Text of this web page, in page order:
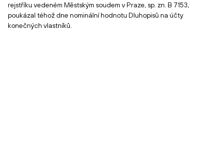
rejstříku vedeném Městským soudem v Praze, sp. zn. B 7153,
poukázal téhož dne nominální hodnotu Dluhopisů na účty
konečných vlastníků.